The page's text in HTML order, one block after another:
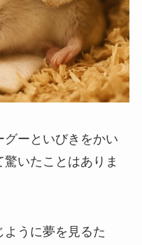
グーといびきをかい
いたことはありま
うに夢を見るた